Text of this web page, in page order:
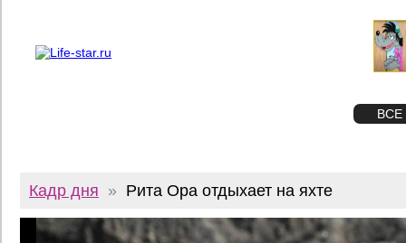
ВСЕ
Кадр дня » Рита Ора отдыхает на яхте